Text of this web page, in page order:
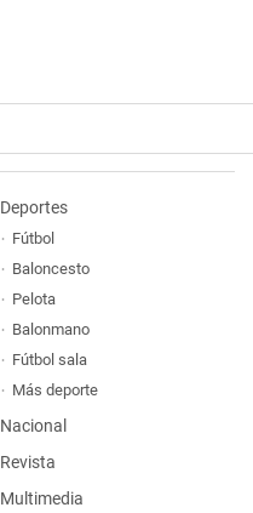
Deportes
Fútbol
Baloncesto
Pelota
Balonmano
Fútbol sala
Más deporte
Nacional
Revista
Multimedia